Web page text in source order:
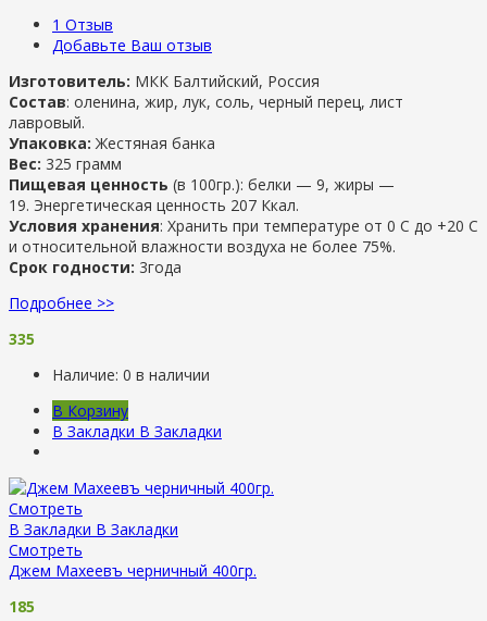
1 Отзыв
Добавьте Ваш отзыв
Изготовитель: МКК Балтийский, Россия
Состав: оленина, жир, лук, соль, черный перец, лист
лавровый.
Упаковка: Жестяная банка
Вес: 325 грамм
Пищевая ценность (в 100гр.): белки — 9, жиры —
19. Энергетическая ценность 207 Ккал.
Условия хранения: Хранить при температуре от 0 С до +20 С
и относительной влажности воздуха не более 75%.
Срок годности: 3года
Подробнее >>
335
Наличие: 0 в наличии
В Корзину
В Закладки В Закладки
Смотреть
В Закладки В Закладки
Смотреть
Джем Махеевъ черничный 400гр.
185